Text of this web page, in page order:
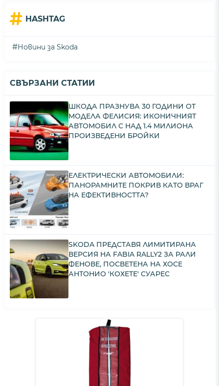
# HASHTAG
#Новини за Skoda
СВЪРЗАНИ СТАТИИ
ШКОДА ПРАЗНУВА 30 ГОДИНИ ОТ
МОДЕЛА ФЕЛИСИЯ: ИКОНИЧНИЯТ
АВТОМОБИЛ С НАД 1.4 МИЛИОНА
ПРОИЗВЕДЕНИ БРОЙКИ
ЕЛЕКТРИЧЕСКИ АВТОМОБИЛИ:
ПАНОРАМНИТЕ ПОКРИВ КАТО ВРАГ
НА ЕФЕКТИВНОСТТА?
SKODA ПРЕДСТАВЯ ЛИМИТИРАНА
ВЕРСИЯ НА FABIA RALLY2 ЗА РАЛИ
ФЕНОВЕ, ПОСВЕТЕНА НА ХОСЕ
АНТОНИО 'КОХЕТЕ' СУАРЕС